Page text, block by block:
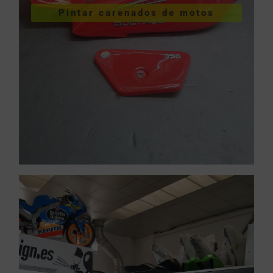
Pintar carenados de motos
Pintar carenados de
motos